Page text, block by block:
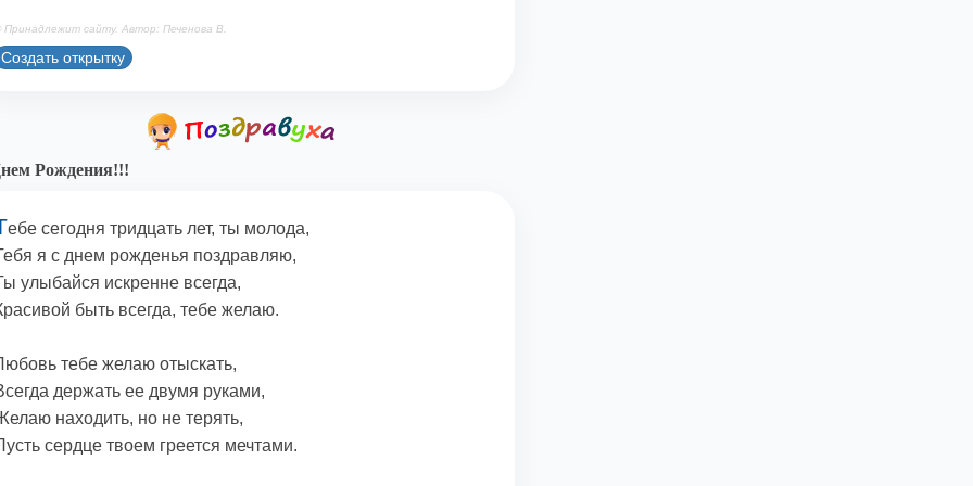
Принадлежит сайту. Автор: Печенова В.
Создать открытку
Рождения!!!
ебе сегодня тридцать лет, ты молода,
я с днем рожденья поздравляю,
улыбайся искренне всегда,
быть всегда, тебе желаю.
тебе желаю отыскать,
держать ее двумя руками,
находить, но не терять,
сердце твоем греется мечтами.